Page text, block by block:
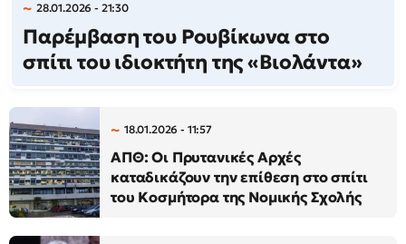
28.01.2026 - 21:30
Παρέμβαση του Ρουβίκωνα στο
σπίτι του ιδιοκτήτη της «Βιολάντα»
18.01.2026 - 11:57
ΑΠΘ: Οι Πρυτανικές Αρχές
καταδικάζουν την επίθεση στο σπίτι
του Κοσμήτορα της Νομικής Σχολής